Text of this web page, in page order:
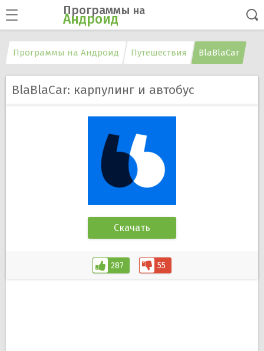
Программы на
Андроид
Программы на Андроид Путешествия BlaBlaCar
BlaBlaCar: карпулинг и автобус
Скачать
287 55